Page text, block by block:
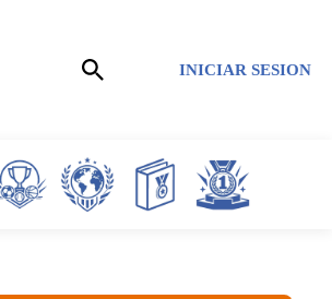
INICIAR SESION